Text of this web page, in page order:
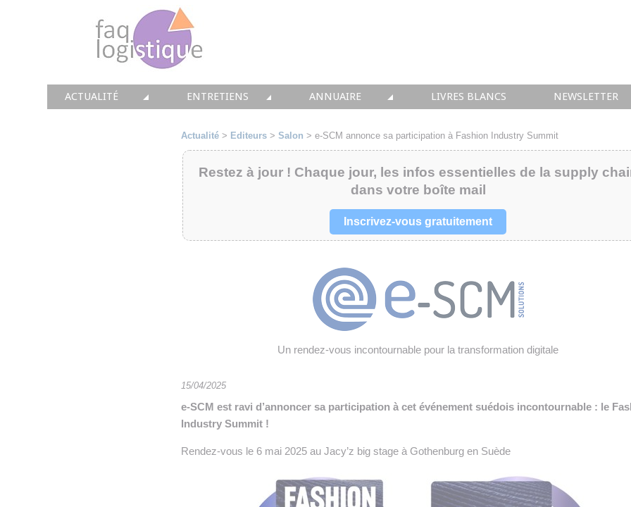
ACTUALITÉ ENTRETIENS
👉 PRENDRE LA PAROLE
👉 PLANNING EDITORIAL
ANNUAIRE
• SOLUTIONS
• INTEGRATION
• IMMOBILIER
• INTRALOGISTIQUE
• PRESTATION LOGISTIQUE
👉 INSCRIRE SA SOCIÉTÉ
LIVRES BLANCS NEWSLETTER
Actualité > Editeurs > Salon > e-SCM annonce sa participation à Fashion Industry Summit
Restez à jour ! Chaque jour, les infos essentielles de la supply
dans votre boîte mail
Inscrivez-vous gratuitement
Un rendez-vous incontournable pour la transformation digitale
15/04/2025
e-SCM est ravi d’annoncer sa participation à cet événement suédois incontournable : le
Industry Summit !
Rendez-vous le 6 mai 2025 au Jacy’z big stage à Gothenburg en Suède